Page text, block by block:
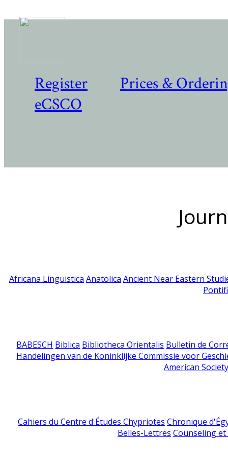
Register
Prices &
eCSCO
Africana Linguistica Anatolica Ancient Near Eastern
BABESCH Biblica Bibliotheca Orientalis Bulletin de
Handelingen van de Koninklijke Commissie voor
American
Cahiers du Centre d'Études Chypriotes Chronique
Belles-Lettres Counseling